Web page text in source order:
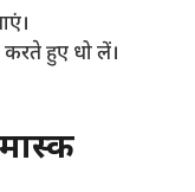
हुए धो लें।